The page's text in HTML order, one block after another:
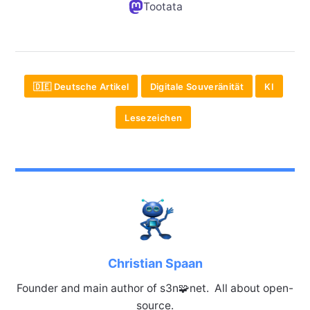
Tootata
🇩🇪 Deutsche Artikel Digitale Souveränität KI
Lesezeichen
Christian Spaan
Founder and main author of s3n🧩net. All about open-
source.